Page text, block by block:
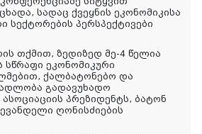
სადაც ქვეყნის ეკონომიკისა
სექტორების პერსპექტივები
თქმით, ზედიზედ მე-4 წელია
ეკონომიკური
ქალბატონებო და
გადავუხადო
ასოციაციის პრეზიდენტს, ბატონ
ღონისძიების